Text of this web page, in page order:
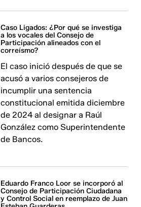
Caso Ligados: ¿Por qué se investiga
a los vocales del Consejo de
Participación alineados con el
correísmo?
El caso inició después de que se
acusó a varios consejeros de
incumplir una sentencia
constitucional emitida diciembre
de 2024 al designar a Raúl
González como Superintendente
de Bancos.
Eduardo Franco Loor se incorporó al
Consejo de Participación Ciudadana
y Control Social en reemplazo de Juan